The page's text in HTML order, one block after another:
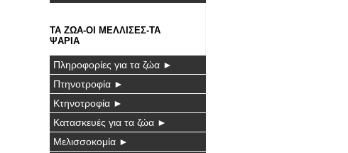
ΤΑ ΖΩΑ-ΟΙ ΜΕΛΛΙΣΕΣ-ΤΑ
ΨΑΡΙΑ
Πληροφορίες για τα ζώα ►
Πτηνοτροφία ►
Κτηνοτροφία ►
Κατασκευές για τα ζώα ►
Μελισσοκομία ►